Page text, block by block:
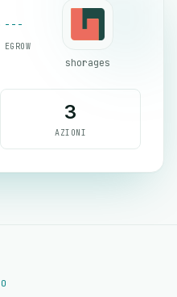
shorages
3
AZIONI